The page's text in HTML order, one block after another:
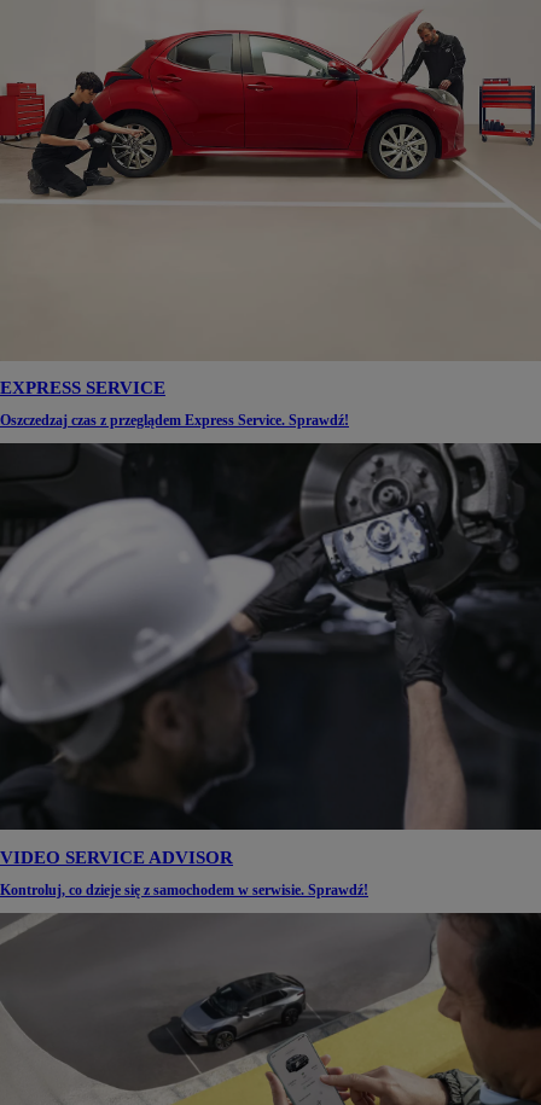
EXPRESS SERVICE
Oszczedzaj czas z przeglądem Express Service. Sprawdź!
VIDEO SERVICE ADVISOR
Kontroluj, co dzieje się z samochodem w serwisie. Sprawdź!